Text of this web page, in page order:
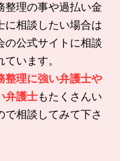
整理の事や過払い金
に相談したい場合は
の公式サイトに相談
います。
整理に強い弁護士や
弁護士もたくさんい
で相談してみて下さ